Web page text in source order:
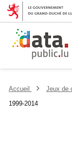
Accueil Jeux de
1999-2014